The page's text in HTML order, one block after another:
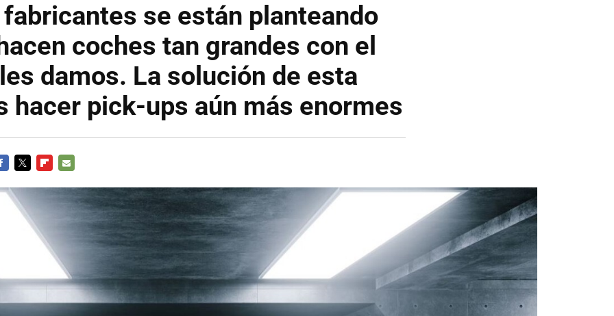
se están planteando
coches tan grandes con el
damos. La solución de esta
hacer pick-ups aún más enormes
MAIL